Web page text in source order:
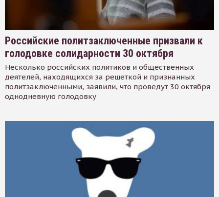
Российские политзаключенные призвали к
голодовке солидарности 30 октября
Несколько российских политиков и общественных
деятелей, находящихся за решеткой и признанных
политзаключенными, заявили, что проведут 30 октября
однодневную голодовку